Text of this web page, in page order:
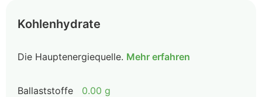
Kohlenhydrate
Die Hauptenergiequelle. Mehr erfahren
Ballaststoffe 0.00 g